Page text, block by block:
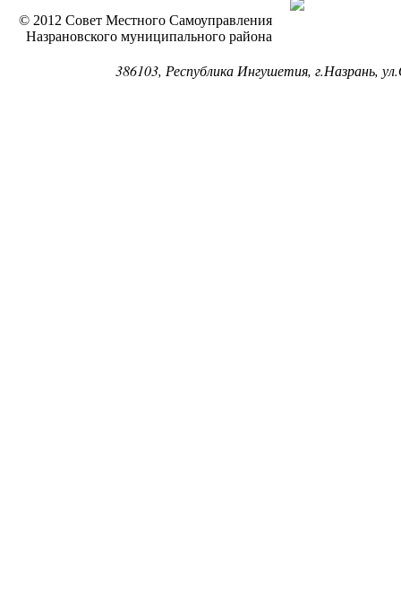
© 2012 Совет Местного Самоуправления
Назрановского муниципального района
386103, Республика Ингушетия, г.Назрань,